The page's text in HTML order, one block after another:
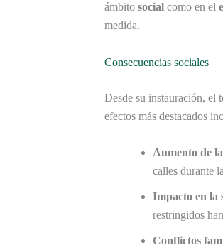
ámbito social como en el
medida.
Consecuencias sociales
Desde su instauración, el
efectos más destacados
Aumento de
calles durante
Impacto en la
restringidos
Conflictos